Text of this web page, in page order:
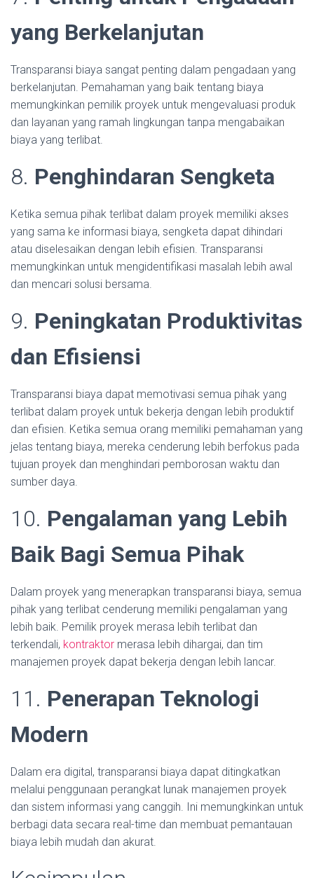
yang Berkelanjutan
Transparansi biaya sangat penting dalam pengadaan yang
berkelanjutan. Pemahaman yang baik tentang biaya
memungkinkan pemilik proyek untuk mengevaluasi produk
dan layanan yang ramah lingkungan tanpa mengabaikan
biaya yang terlibat.
8. Penghindaran Sengketa
Ketika semua pihak terlibat dalam proyek memiliki akses
yang sama ke informasi biaya, sengketa dapat dihindari
atau diselesaikan dengan lebih efisien. Transparansi
memungkinkan untuk mengidentifikasi masalah lebih awal
dan mencari solusi bersama.
9. Peningkatan Produktivitas
dan Efisiensi
Transparansi biaya dapat memotivasi semua pihak yang
terlibat dalam proyek untuk bekerja dengan lebih produktif
dan efisien. Ketika semua orang memiliki pemahaman yang
jelas tentang biaya, mereka cenderung lebih berfokus pada
tujuan proyek dan menghindari pemborosan waktu dan
sumber daya.
10. Pengalaman yang Lebih
Baik Bagi Semua Pihak
Dalam proyek yang menerapkan transparansi biaya, semua
pihak yang terlibat cenderung memiliki pengalaman yang
lebih baik. Pemilik proyek merasa lebih terlibat dan
terkendali, kontraktor merasa lebih dihargai, dan tim
manajemen proyek dapat bekerja dengan lebih lancar.
11. Penerapan Teknologi
Modern
Dalam era digital, transparansi biaya dapat ditingkatkan
melalui penggunaan perangkat lunak manajemen proyek
dan sistem informasi yang canggih. Ini memungkinkan untuk
berbagi data secara real-time dan membuat pemantauan
biaya lebih mudah dan akurat.